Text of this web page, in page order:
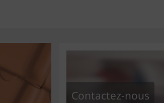
Contactez-nous